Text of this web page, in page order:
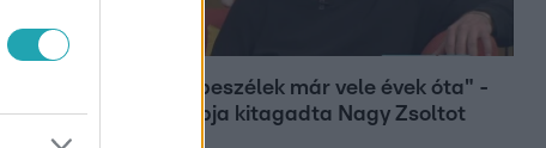
"Nem beszélek már vele évek óta" -
Édesapja kitagadta Nagy Zsoltot